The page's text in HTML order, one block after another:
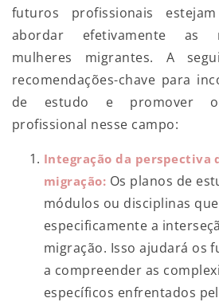
futuros profissionais
abordar efetivamente as
mulheres migrantes. A
recomendações-chave para
de estudo e promover o
profissional nesse campo:
Integração da perspectiva
migração: Os planos de
módulos ou disciplinas
especificamente a
migração. Isso ajudará os
a compreender as
específicos enfrentados